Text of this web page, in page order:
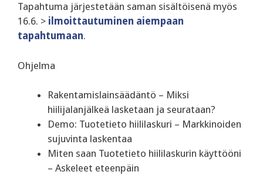
Tapahtuma järjestetään saman sisältöisenä myös
16.6. > ilmoittautuminen aiempaan
tapahtumaan.
Ohjelma
Rakentamislainsäädäntö – Miksi
hiilijalanjälkeä lasketaan ja seurataan?
Demo: Tuotetieto hiililaskuri – Markkinoiden
sujuvinta laskentaa
Miten saan Tuotetieto hiililaskurin käyttööni
– Askeleet eteenpäin